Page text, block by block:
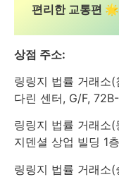
편리한 교통편
상점 주소:
링링지 법률 거래소
다린 센터, G/F,
링링지 법률 거래소
지덴셜 상업 빌딩 1
링링지 법률 거래소